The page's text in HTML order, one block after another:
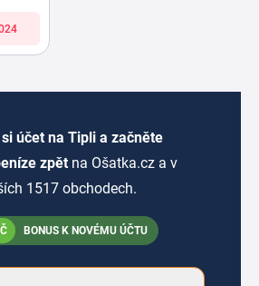
účet na Tipli a začněte
zpět na Ošatka.cz a v
1517 obchodech.
BONUS K NOVÉMU ÚČTU